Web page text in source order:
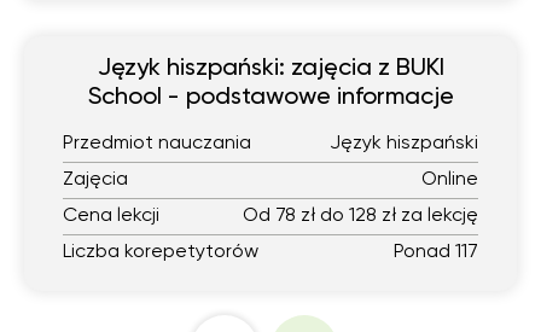
Język hiszpański: zajęcia z BUKI
School - podstawowe informacje
Przedmiot nauczania
Język hiszpański
Zajęcia
Online
Cena lekcji
Od 78 zł do 128 zł za lekcję
Liczba korepetytorów
Ponad 117